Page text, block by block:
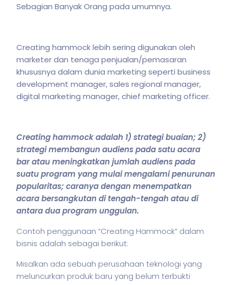
Sebagian Banyak Orang pada umumnya.
Creating hammock lebih sering digunakan oleh
marketer dan tenaga penjualan/pemasaran
khususnya dalam dunia marketing seperti business
development manager, sales regional manager,
digital marketing manager, chief marketing officer.
Creating hammock adalah 1) strategi buaian; 2)
strategi membangun audiens pada satu acara
bar atau meningkatkan jumlah audiens pada
suatu program yang mulai mengalami penurunan
popularitas; caranya dengan menempatkan
acara bersangkutan di tengah-tengah atau di
antara dua program unggulan.
Contoh penggunaan “Creating Hammock” dalam
bisnis adalah sebagai berikut:
Misalkan ada sebuah perusahaan teknologi yang
meluncurkan produk baru yang belum terbukti